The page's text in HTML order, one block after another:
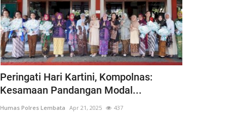
Peringati Hari Kartini, Kompolnas:
Kesamaan Pandangan Modal...
Humas Polres Lembata Apr 21, 2025 437